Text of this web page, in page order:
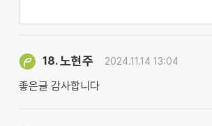
18.노현주 2024.11.14 13:04
좋은글 감사합니다